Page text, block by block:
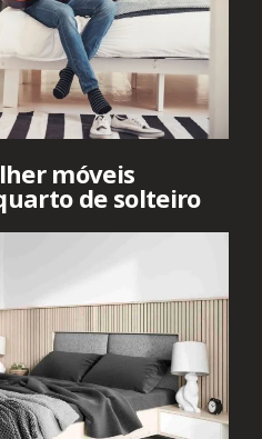
móveis
de solteiro